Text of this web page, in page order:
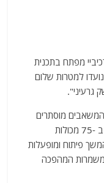
מפתח בתכנית
למטרות שלום
גרעיני".
והמשאבים מוסתרים
בכוונת תחילה בפני פקחי הגרעין של האו"ם ב -75 מכולות
פיתוח ומופעלות
המהפכה